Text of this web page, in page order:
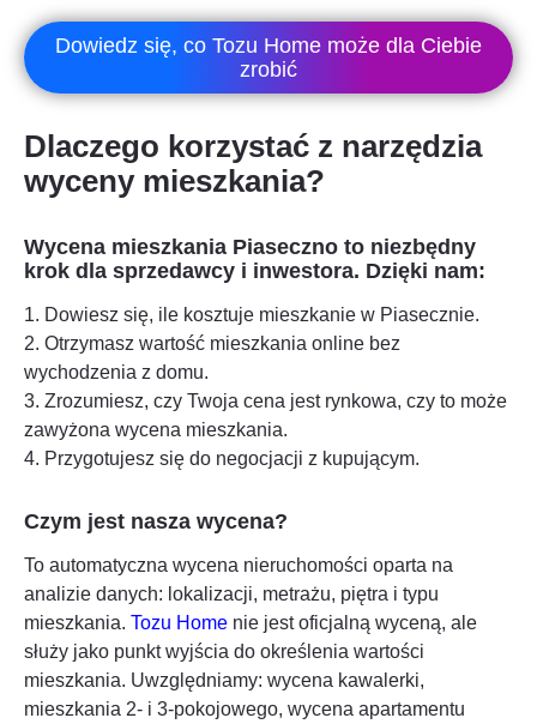
Dowiedz się, co Tozu Home może dla Ciebie
zrobić
Dlaczego korzystać z narzędzia
wyceny mieszkania?
Wycena mieszkania Piaseczno to niezbędny
krok dla sprzedawcy i inwestora. Dzięki nam:
1. Dowiesz się, ile kosztuje mieszkanie w Piasecznie.
2. Otrzymasz wartość mieszkania online bez
wychodzenia z domu.
3. Zrozumiesz, czy Twoja cena jest rynkowa, czy to może
zawyżona wycena mieszkania.
4. Przygotujesz się do negocjacji z kupującym.
Czym jest nasza wycena?
To automatyczna wycena nieruchomości oparta na
analizie danych: lokalizacji, metrażu, piętra i typu
mieszkania. Tozu Home nie jest oficjalną wyceną, ale
służy jako punkt wyjścia do określenia wartości
mieszkania. Uwzględniamy: wycena kawalerki,
mieszkania 2- i 3-pokojowego, wycena apartamentu